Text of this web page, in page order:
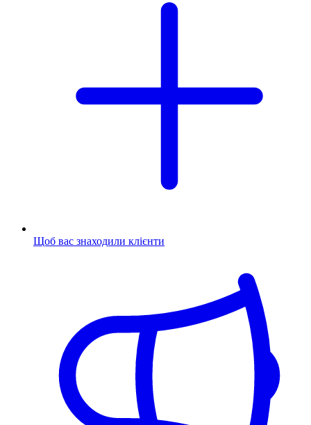
Щоб вас знаходили клієнти